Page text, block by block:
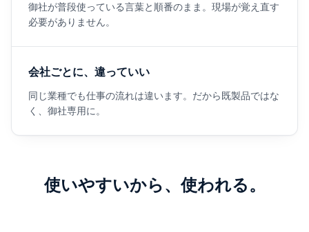
御社が普段使っている言葉と順番のまま。現場が覚え直す
必要がありません。
会社ごとに、違っていい
同じ業種でも仕事の流れは違います。だから既製品ではな
く、御社専用に。
使いやすいから、使われる。